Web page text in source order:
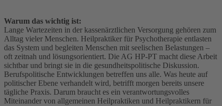
Warum das wichtig ist:
Lange Wartezeiten in der kassenärztlichen Versorgung gehören zum
Alltag vieler Menschen. Heilpraktiker für Psychotherapie entlasten
das System und begleiten Menschen mit seelischen Belastungen –
oft zeitnah und lösungsorientiert. Die AG HP-PT macht diese Arbeit
sichtbar und bringt sie in die gesundheitspolitische Diskussion.
Berufspolitische Entwicklungen betreffen uns alle. Was heute auf
politischer Ebene verhandelt wird, betrifft morgen bereits unsere
tägliche Praxis. Darum braucht es ein verantwortungsvolles
Miteinander von allgemeinen Heilpraktiken und Heilpraktikern für